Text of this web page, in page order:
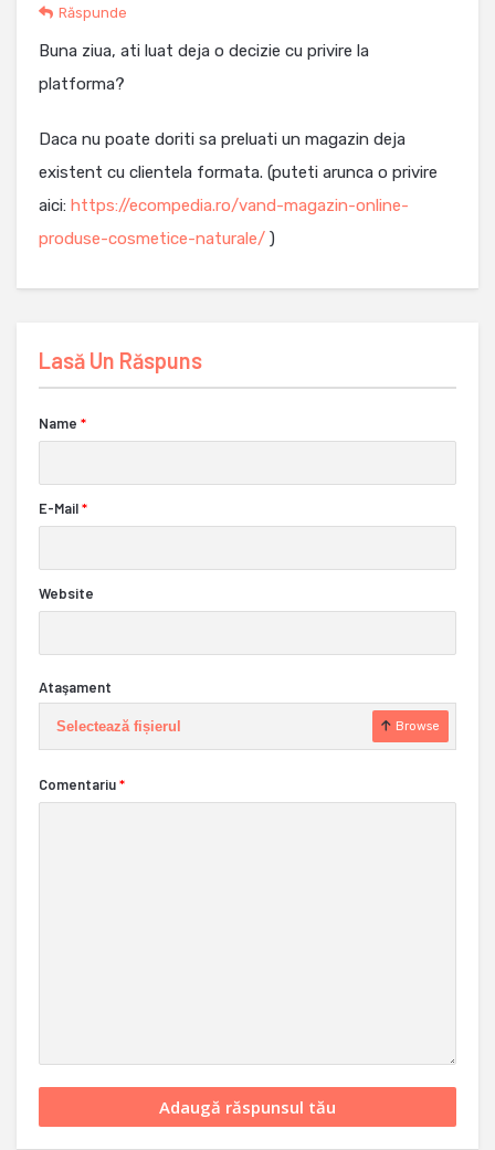
Răspunde
Buna ziua, ati luat deja o decizie cu privire la
platforma?
Daca nu poate doriti sa preluati un magazin deja
existent cu clientela formata. (puteti arunca o privire
aici: https://ecompedia.ro/vand-magazin-online-
produse-cosmetice-naturale/ )
Lasă Un Răspuns
Name *
E-Mail*
Website
Ataşament
Selectează fișierul Browse
Comentariu*